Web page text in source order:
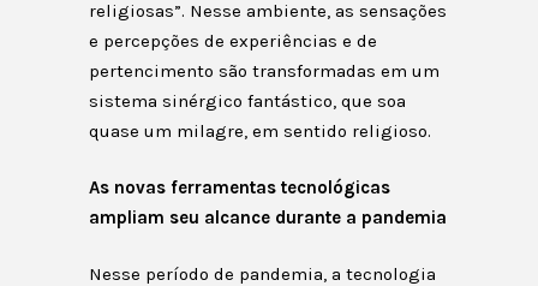
religiosas”. Nesse ambiente, as sensações
e percepções de experiências e de
pertencimento são transformadas em um
sistema sinérgico fantástico, que soa
quase um milagre, em sentido religioso.
As novas ferramentas tecnológicas
ampliam seu alcance durante a pandemia
Nesse período de pandemia, a tecnologia